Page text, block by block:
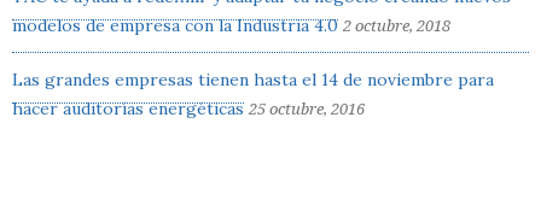
modelos de empresa con la Industria 4.0 2 octubre, 2018
Las grandes empresas tienen hasta el 14 de noviembre para
hacer auditorías energéticas 25 octubre, 2016